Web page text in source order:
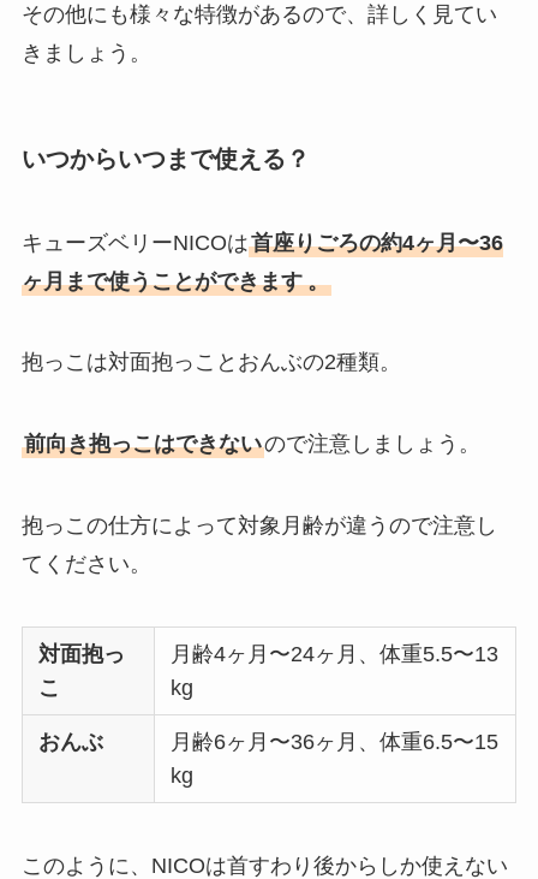
その他にも様々な特徴があるので、詳しく見てい
きましょう。
いつからいつまで使える？
キューズベリーNICOは首座りごろの約4ヶ月〜36
ヶ月まで使うことができます 。
抱っこは対面抱っことおんぶの2種類。
前向き抱っこはできないので注意しましょう。
抱っこの仕方によって対象月齢が違うので注意し
てください。
対面抱っ
こ
月齢4ヶ月〜24ヶ月、体重5.5〜13
kg
おんぶ
月齢6ヶ月〜36ヶ月、体重6.5〜15
kg
このように、NICOは首すわり後からしか使えない